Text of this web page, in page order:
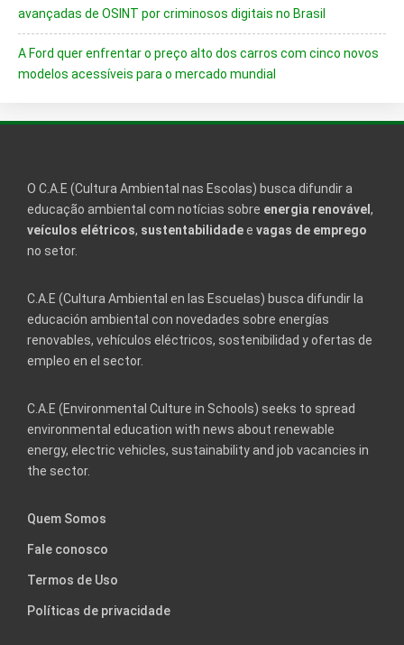
avançadas de OSINT por criminosos digitais no Brasil
A Ford quer enfrentar o preço alto dos carros com cinco novos
modelos acessíveis para o mercado mundial
O C.A.E (Cultura Ambiental nas Escolas) busca difundir a
educação ambiental com notícias sobre energia renovável ,
veículos elétricos, sustentabilidadee vagas de emprego
no setor.
C.A.E (Cultura Ambiental en las Escuelas) busca difundir la
educación ambiental con novedades sobre energías
renovables, vehículos eléctricos, sostenibilidad y ofertas de
empleo en el sector.
C.A.E (Environmental Culture in Schools) seeks to spread
environmental education with news about renewable
energy, electric vehicles, sustainability and job vacancies in
the sector.
Quem Somos
Fale conosco
Termos de Uso
Políticas de privacidade